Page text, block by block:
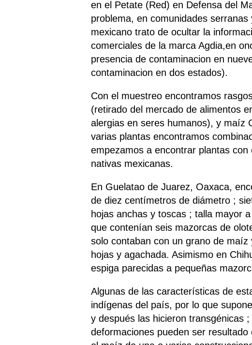
en el Petate (Red) en Defensa del
problema, en comunidades
mexicano trato de ocultar la
comerciales de la marca Agdia,en
presencia de contaminacion en
contaminacion en dos estados).
Con el muestreo encontramos
(retirado del mercado de alimentos
alergias en seres humanos), y maíz
varias plantas encontramos
empezamos a encontrar plantas
nativas mexicanas.
En Guelatao de Juarez, Oaxaca,
de diez centímetros de diámetro ;
hojas anchas y toscas ; talla mayor
que contenían seis mazorcas de
solo contaban con un grano de
hojas y agachada. Asimismo en
espiga parecidas a pequeñas
Algunas de las características de
indígenas del país, por lo que
y después las hicieron transgénicas
deformaciones pueden ser